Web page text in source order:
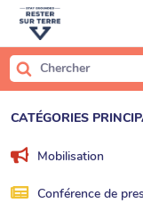
CATÉGORIES
Mobilisation
Conférence de